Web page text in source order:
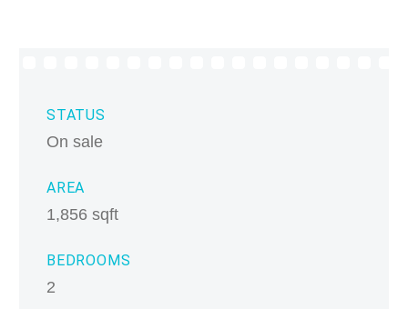
STATUS
On sale
AREA
1,856 sqft
BEDROOMS
2